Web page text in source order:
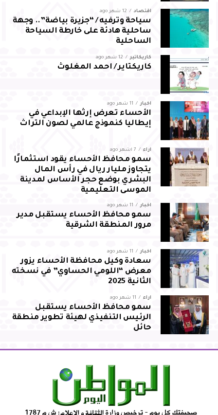
اقتصاد 12 شهر ago
سياحة وترفيه / “جزيرة بياضة”.. وجهة
ساحلية هادئة على خارطة السياحة
الساحلية
كاريكاتير 12 شهر ago
كاريكتاير / احمد المغلوث
أخبار 11 شهر ago
الأحساء تعرض إرثها الإبداعي في
إيطاليا كنموذج عالمي لصون التراث
آراء 7 أشهر ago
سمو محافظ الأحساء يقود استثمارًا
يتجاوز مليار ريال في رأس المال
البشري بوضع حجر الأساس لمدينة
الموسى التعليمية
أخبار 11 شهر ago
سمو محافظ الأحساء يستقبل مدير
مرور المنطقة الشرقية
أخبار 11 شهر ago
سعادة وكيل محافظة الأحساء يزور
معرض “اللومي الحساوي” في نسخته
الثانية 2025
آراء 11 شهر ago
سمو محافظ الأحساء يستقبل
الرئيس التنفيذي لهيئة تطوير منطقة
حائل